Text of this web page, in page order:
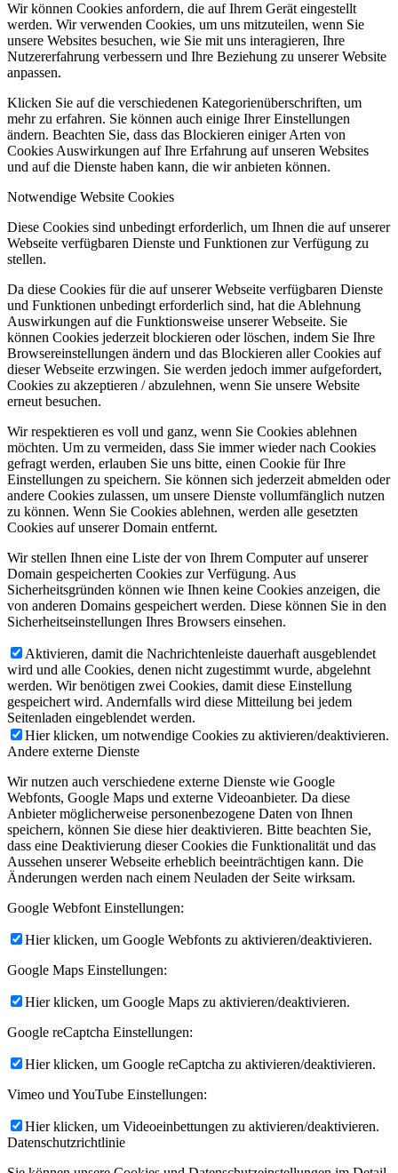
Wir können Cookies anfordern, die auf Ihrem Gerät eingestellt
werden. Wir verwenden Cookies, um uns mitzuteilen, wenn Sie
unsere Websites besuchen, wie Sie mit uns interagieren, Ihre
Nutzererfahrung verbessern und Ihre Beziehung zu unserer Website
anpassen.
Klicken Sie auf die verschiedenen Kategorienüberschriften, um
mehr zu erfahren. Sie können auch einige Ihrer Einstellungen
ändern. Beachten Sie, dass das Blockieren einiger Arten von
Cookies Auswirkungen auf Ihre Erfahrung auf unseren Websites
und auf die Dienste haben kann, die wir anbieten können.
Notwendige Website Cookies
Diese Cookies sind unbedingt erforderlich, um Ihnen die auf unserer
Webseite verfügbaren Dienste und Funktionen zur Verfügung zu
stellen.
Da diese Cookies für die auf unserer Webseite verfügbaren Dienste
und Funktionen unbedingt erforderlich sind, hat die Ablehnung
Auswirkungen auf die Funktionsweise unserer Webseite. Sie
können Cookies jederzeit blockieren oder löschen, indem Sie Ihre
Browsereinstellungen ändern und das Blockieren aller Cookies auf
dieser Webseite erzwingen. Sie werden jedoch immer aufgefordert,
Cookies zu akzeptieren / abzulehnen, wenn Sie unsere Website
erneut besuchen.
Wir respektieren es voll und ganz, wenn Sie Cookies ablehnen
möchten. Um zu vermeiden, dass Sie immer wieder nach Cookies
gefragt werden, erlauben Sie uns bitte, einen Cookie für Ihre
Einstellungen zu speichern. Sie können sich jederzeit abmelden oder
andere Cookies zulassen, um unsere Dienste vollumfänglich nutzen
zu können. Wenn Sie Cookies ablehnen, werden alle gesetzten
Cookies auf unserer Domain entfernt.
Wir stellen Ihnen eine Liste der von Ihrem Computer auf unserer
Domain gespeicherten Cookies zur Verfügung. Aus
Sicherheitsgründen können wie Ihnen keine Cookies anzeigen, die
von anderen Domains gespeichert werden. Diese können Sie in den
Sicherheitseinstellungen Ihres Browsers einsehen.
Aktivieren, damit die Nachrichtenleiste dauerhaft ausgeblendet
wird und alle Cookies, denen nicht zugestimmt wurde, abgelehnt
werden. Wir benötigen zwei Cookies, damit diese Einstellung
gespeichert wird. Andernfalls wird diese Mitteilung bei jedem
Seitenladen eingeblendet werden.
Hier klicken, um notwendige Cookies zu aktivieren/deaktivieren.
Andere externe Dienste
Wir nutzen auch verschiedene externe Dienste wie Google
Webfonts, Google Maps und externe Videoanbieter. Da diese
Anbieter möglicherweise personenbezogene Daten von Ihnen
speichern, können Sie diese hier deaktivieren. Bitte beachten Sie,
dass eine Deaktivierung dieser Cookies die Funktionalität und das
Aussehen unserer Webseite erheblich beeinträchtigen kann. Die
Änderungen werden nach einem Neuladen der Seite wirksam.
Google Webfont Einstellungen:
Hier klicken, um Google Webfonts zu aktivieren/deaktivieren.
Google Maps Einstellungen:
Hier klicken, um Google Maps zu aktivieren/deaktivieren.
Google reCaptcha Einstellungen:
Hier klicken, um Google reCaptcha zu aktivieren/deaktivieren.
Vimeo und YouTube Einstellungen:
Hier klicken, um Videoeinbettungen zu aktivieren/deaktivieren.
Datenschutzrichtlinie